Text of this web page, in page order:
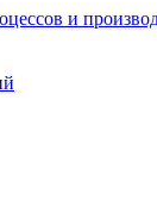
и